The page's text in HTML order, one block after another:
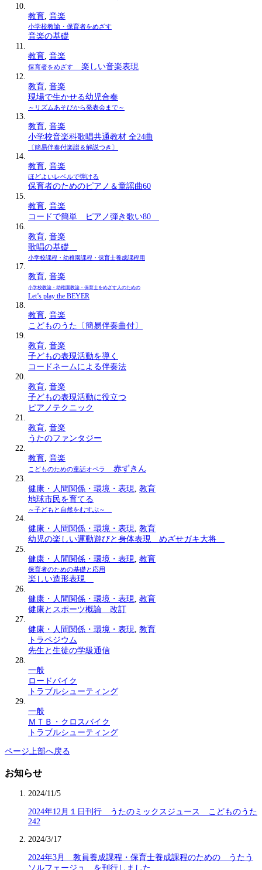
教育, 音楽
小学校教諭・保育者をめざす
音楽の基礎
教育, 音楽
保育者をめざす 楽しい音楽表現
教育, 音楽
現場で生かせる幼児合奏
～リズムあそびから発表会まで～
教育, 音楽
小学校音楽科歌唱共通教材 全24曲
〔簡易伴奏付楽譜＆解説つき〕
教育, 音楽
ほどよいレベルで弾ける
保育者のためのピアノ＆童謡曲60
教育, 音楽
コードで簡単 ピアノ弾き歌い80
教育, 音楽
歌唱の基礎
小学校課程・幼稚園課程・保育士養成課程用
教育, 音楽
小学校教諭・幼稚園教諭・保育士をめざす人のための
Let’s play the BEYER
教育, 音楽
こどものうた〔簡易伴奏曲付〕
教育, 音楽
子どもの表現活動を導く
コードネームによる伴奏法
教育, 音楽
子どもの表現活動に役立つ
ピアノテクニック
教育, 音楽
うたのファンタジー
教育, 音楽
こどものための童話オペラ 赤ずきん
健康・人間関係・環境・表現, 教育
地球市民を育てる
～子どもと自然をむすぶ～
健康・人間関係・環境・表現, 教育
幼児の楽しい運動遊びと身体表現 めざせガキ大将
健康・人間関係・環境・表現, 教育
保育者のための基礎と応用
楽しい造形表現
健康・人間関係・環境・表現, 教育
健康とスポーツ概論 改訂
健康・人間関係・環境・表現, 教育
トラペジウム
先生と生徒の学級通信
一般
ロードバイク
トラブルシューティング
一般
ＭＴＢ・クロスバイク
トラブルシューティング
ページ上部へ戻る
お知らせ
2024/11/5
2024年12月１日刊行 うたのミックスジュース こどものうた
242
2024/3/17
2024年3月 教員養成課程・保育士養成課程のための うたう
ソルフェージュ を刊行しました